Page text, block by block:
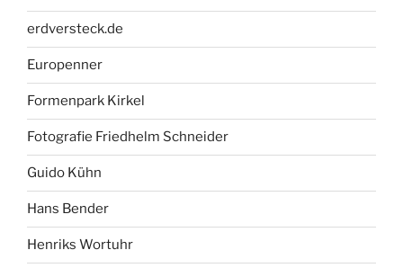
erdversteck.de
Europenner
Formenpark Kirkel
Fotografie Friedhelm Schneider
Guido Kühn
Hans Bender
Henriks Wortuhr